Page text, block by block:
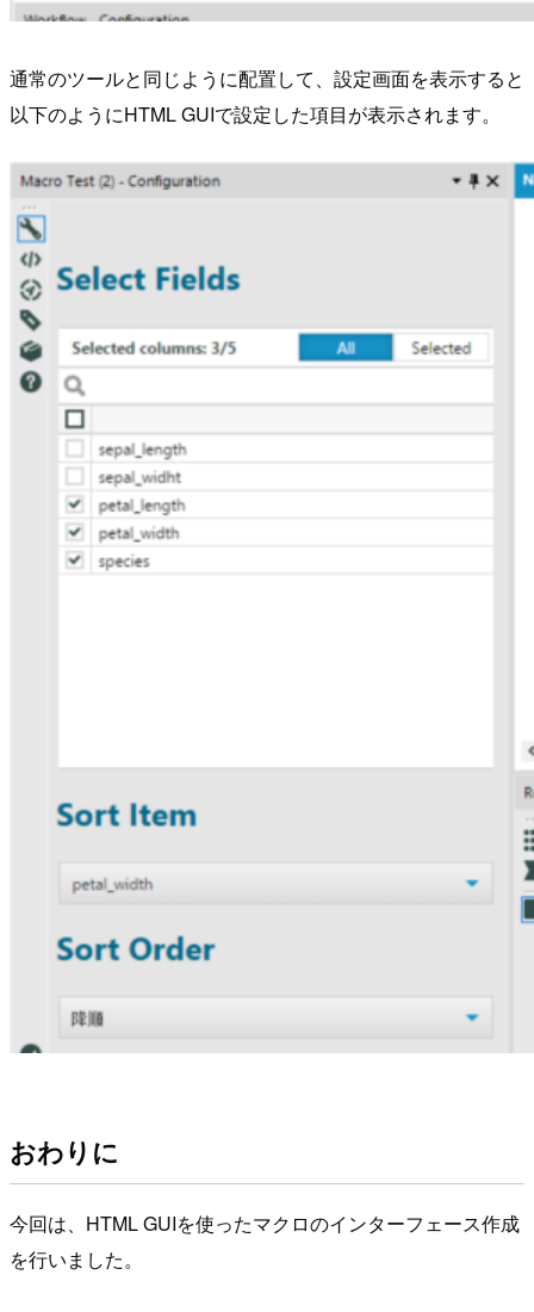
通常のツールと同じように配置して、設定画面を表示すると
以下のようにHTML GUIで設定した項目が表示されます。
おわりに
今回は、HTML GUIを使ったマクロのインターフェース作成
を行いました。